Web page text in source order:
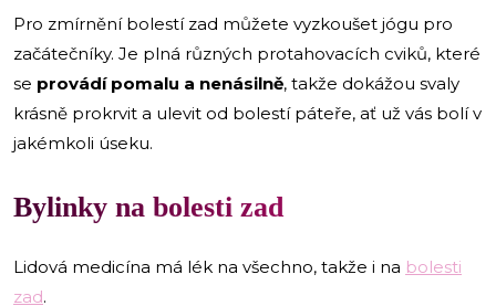
Pro zmírnění bolestí zad můžete vyzkoušet jógu pro
začátečníky. Je plná různých protahovacích cviků, které
se provádí pomalu a nenásilně, takže dokážou svaly
krásně prokrvit a ulevit od bolestí páteře, ať už vás bolí v
jakémkoli úseku.
Bylinky na bolesti zad
Lidová medicína má lék na všechno, takže i na bolesti
zad.